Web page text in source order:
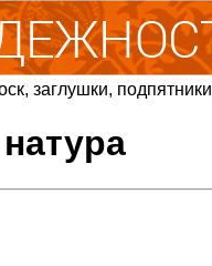
заглушки, подпятники